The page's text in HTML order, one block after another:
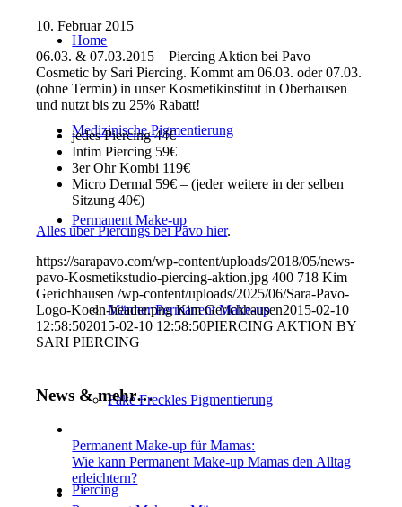
Home
Medizinische Pigmentierung
Permanent Make-up
Männer Permanent Make-up
Fake Freckles Pigmentierung
Piercing
10. Februar 2015
06.03. & 07.03.2015 – Piercing Aktion bei Pavo
Cosmetic by Sari Piercing. Kommt am 06.03. oder 07.03.
(ohne Termin) in unser Kosmetikinstitut in Oberhausen
und nutzt bis zu 25% Rabatt!
jedes Piercing 44€
Intim Piercing 59€
3er Ohr Kombi 119€
Micro Dermal 59€ – (jeder weitere in der selben
Sitzung 40€)
Alles über Piercings bei Pavo hier.
https://sarapavo.com/wp-content/uploads/2018/05/news-
pavo-Kosmetikstudio-piercing-aktion.jpg 400 718 Kim
Gerichhausen /wp-content/uploads/2025/06/Sara-Pavo-
Logo-Koeln-header.png Kim Gerichhausen2015-02-10
12:58:502015-02-10 12:58:50PIERCING AKTION BY
SARI PIERCING
News & mehr…
Permanent Make-up für Mamas:
Wie kann Permanent Make-up Mamas den Alltag
erleichtern?